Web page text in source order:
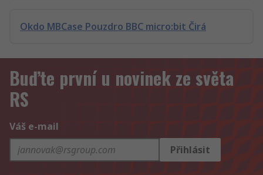
Okdo MBCase Pouzdro BBC micro:bit Čirá
Buďte první u novinek ze světa
RS
Váš e-mail
Přihlásit